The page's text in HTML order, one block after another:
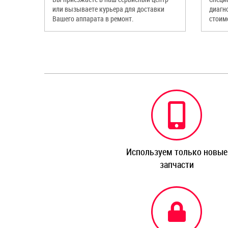
или вызываете курьера для доставки
Вашего аппарата в ремонт.
Используем только новые
запчасти